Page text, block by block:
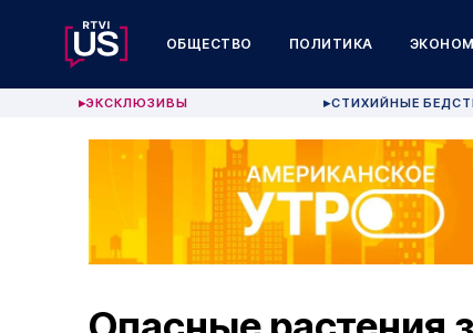
ОБЩЕСТВО ПОЛИТИКА
▶ЭКСКЛЮЗИВЫ ▶СТИХИЙНЫЕ